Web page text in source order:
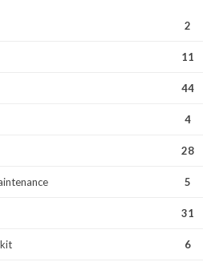
2
11
44
4
28
5
31
6